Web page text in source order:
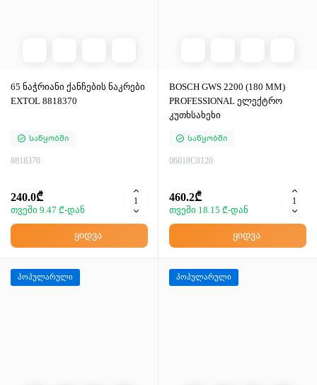
65 ნაჭრიანი ქანჩების ნაკრები
EXTOL 8818370
Საწყობში
8818370
240.0₾
თვეში 9.47 ₾-დან
ყიდვა
BOSCH GWS 2200 (180 MM)
PROFESSIONAL ელექტრო
კუთხსახეხი
Საწყობში
06018C0120
460.2₾
თვეში 18.15 ₾-დან
ყიდვა
პოპულარული პოპულარული